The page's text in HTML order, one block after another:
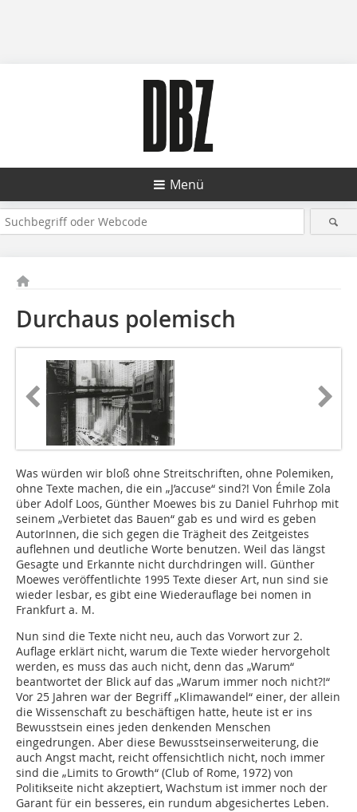
Menü
Durchaus polemisch
Was würden wir bloß ohne Streitschriften, ohne Polemiken,
ohne Texte machen, die ein „J’accuse“ sind?! Von Émile Zola
über Adolf Loos, Günther Moewes bis zu Daniel Fuhrhop mit
seinem „Verbietet das Bauen“ gab es und wird es geben
AutorInnen, die sich gegen die Trägheit des Zeitgeistes
auflehnen und deutliche Worte benutzen. Weil das längst
Gesagte und Erkannte nicht durchdringen will. Günther
Moewes veröffentlichte 1995 Texte dieser Art, nun sind sie
wieder lesbar, es gibt eine Wiederauflage bei nomen in
Frankfurt a. M.
Nun sind die Texte nicht neu, auch das Vorwort zur 2.
Auflage erklärt nicht, warum die Texte wieder hervorgeholt
werden, es muss das auch nicht, denn das „Warum“
beantwortet der Blick auf das „Warum immer noch nicht?!“
Vor 25 Jahren war der Begriff „Klimawandel“ einer, der allein
die Wissenschaft zu beschäftigen hatte, heute ist er ins
Bewusstsein eines jeden denkenden Menschen
eingedrungen. Aber diese Bewusstseinserweiterung, die
auch Angst macht, reicht offensichtlich nicht, noch immer
sind die „Limits to Growth“ (Club of Rome, 1972) von
Politikseite nicht akzeptiert, Wachstum ist immer noch der
Garant für ein besseres, ein rundum abgesichertes Leben.